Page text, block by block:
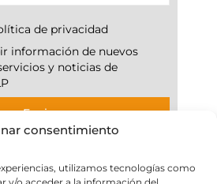
consentimiento
utilizamos tecnologías como
de privacidad
información de nuevos
y noticias de
Enviar
servicio de